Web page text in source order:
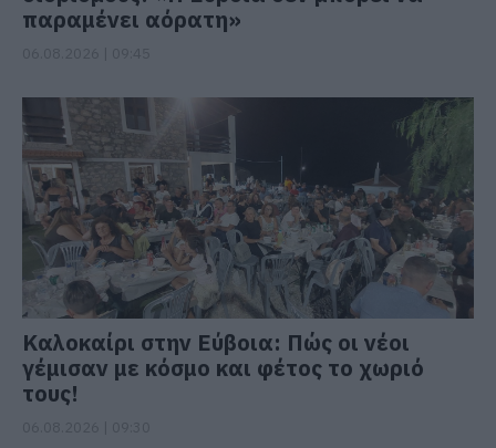
παραμένει αόρατη»
Καλοκαίρι στην Εύβοια: Πώς οι νέοι
γέμισαν με κόσμο και φέτος το χωριό
τους!